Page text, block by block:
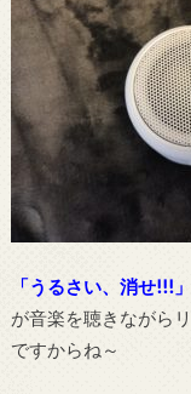
「うるさい、消せ!!!」
が音楽を聴きながら
ですからね～